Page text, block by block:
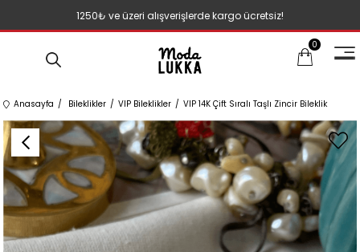
1250₺ ve üzeri alışverişlerde kargo ücretsiz!
0
Anasayfa Bileklikler VIP Bileklikler VIP 14K Çift Sıralı Taşlı Zincir Bileklik